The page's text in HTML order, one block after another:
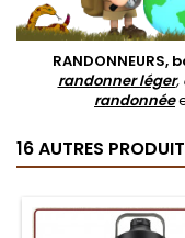
RANDONNEURS,
randonner léger,
randonnée
16 AUTRES